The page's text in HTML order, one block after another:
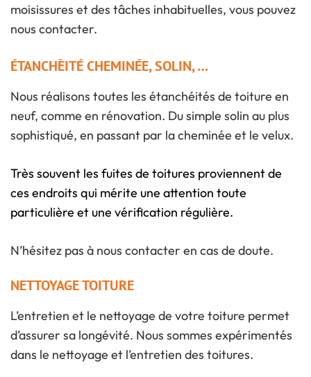
moisissures et des tâches inhabituelles, vous pouvez
nous contacter.
ÉTANCHÈITÉ CHEMINÉE, SOLIN, …
Nous réalisons toutes les étanchéités de toiture en
neuf, comme en rénovation. Du simple solin au plus
sophistiqué, en passant par la cheminée et le velux.
Très souvent les fuites de toitures proviennent de
ces endroits qui mérite une attention toute
particulière et une vérification régulière.
N’hésitez pas à nous contacter en cas de doute.
NETTOYAGE TOITURE
L’entretien et le nettoyage de votre toiture permet
d’assurer sa longévité. Nous sommes expérimentés
dans le nettoyage et l’entretien des toitures.